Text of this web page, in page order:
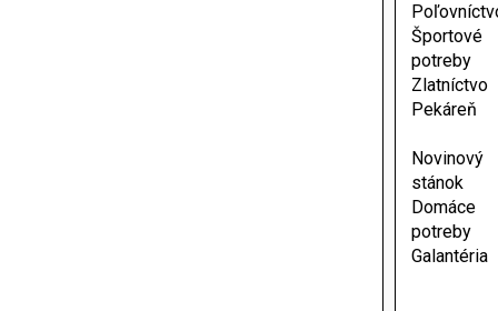
Športové
potreby
Zlatníctvo
Pekáreň
Novinový
stánok
Domáce
potreby
Galantéria